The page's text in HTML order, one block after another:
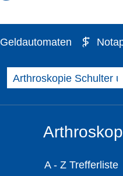
Geldautomaten
A - Z Trefferliste